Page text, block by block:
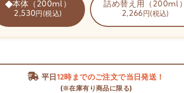
本体（200ml）
2,530 円(税込)
詰め替え用（200ml）
2,266 円(税込)
平日 12時までのご注文で当日発送！
(※在庫有り商品に限る)